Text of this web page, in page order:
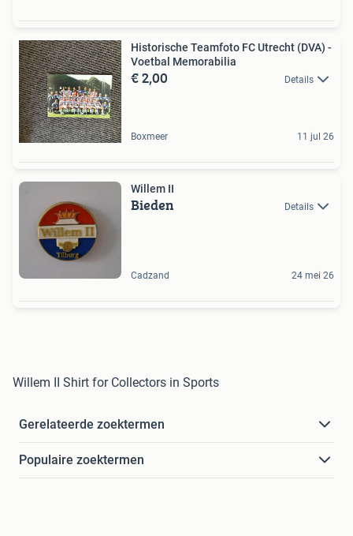
Historische Teamfoto FC Utrecht (DVA) -
Voetbal Memorabilia
€ 2,00 Details
Boxmeer 11 jul 26
Willem II
Bieden Details
Cadzand 24 mei 26
Willem II Shirt for Collectors in Sports
Gerelateerde zoektermen
Populaire zoektermen